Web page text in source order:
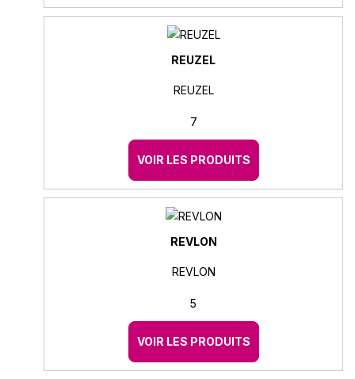
REUZEL
REUZEL
7
VOIR LES PRODUITS
REVLON
REVLON
5
VOIR LES PRODUITS